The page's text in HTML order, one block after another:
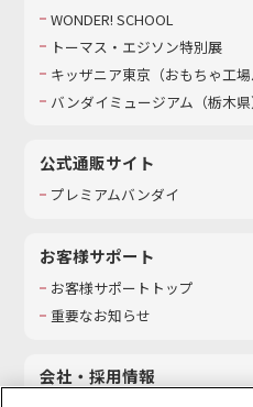
WONDER! SCHOOL
トーマス・エジソン特別展
キッザニア東京（おもちゃ工場
バンダイミュージアム（栃木県
公式通販サイト
プレミアムバンダイ
お客様サポート
お客様サポートトップ
重要なお知らせ
会社・採用情報